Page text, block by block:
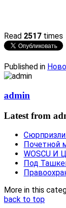
Read 2517 times
Published in
admin
Latest from
Сюрпризли
Почетной
WOSCU
Под
More in this
back to top